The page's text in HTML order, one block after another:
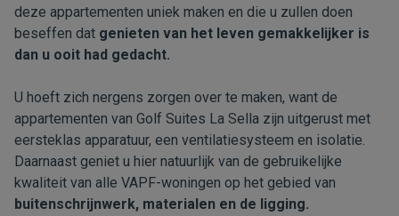
deze appartementen uniek maken en die u zullen doen
beseffen dat genieten van het leven gemakkelijker is
dan u ooit had gedacht.
U hoeft zich nergens zorgen over te maken, want de
appartementen van Golf Suites La Sella zijn uitgerust met
eersteklas apparatuur, een ventilatiesysteem en isolatie.
Daarnaast geniet u hier natuurlijk van de gebruikelijke
kwaliteit van alle VAPF-woningen op het gebied van
buitenschrijnwerk, materialen en de ligging.